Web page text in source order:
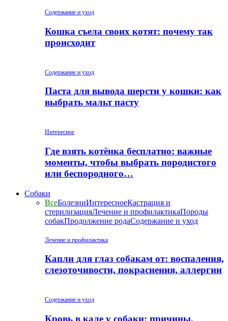
Содержание и уход
Кошка съела своих котят: почему так
происходит
Содержание и уход
Паста для вывода шерсти у кошки: как
выбрать мальт пасту
Интересное
Где взять котёнка бесплатно: важные
моменты, чтобы выбрать породистого
или беспородного…
Собаки
ВсеБолезниИнтересноеКастрация и
стерилизацияЛечение и профилактикаПороды
собакПродолжение родаСодержание и уход
Лечение и профилактика
Капли для глаз собакам от: воспаления,
слезоточивости, покраснения, аллергии
Содержание и уход
Кровь в кале у собаки: причины,